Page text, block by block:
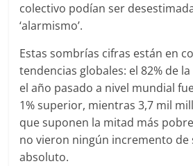
colectivo podían ser
‘alarmismo’.
Estas sombrías cifras están en
tendencias globales: el 82% de
el año pasado a nivel mundial
1% superior, mientras 3,7 mil
que suponen la mitad más
no vieron ningún incremento de
absoluto.